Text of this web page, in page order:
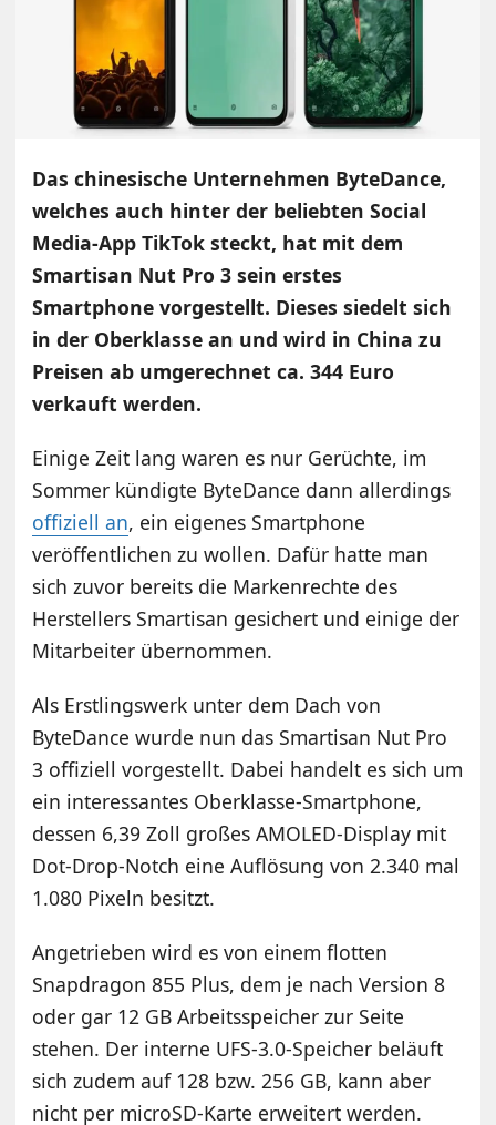
Das chinesische Unternehmen ByteDance,
welches auch hinter der beliebten Social
Media-App TikTok steckt, hat mit dem
Smartisan Nut Pro 3 sein erstes
Smartphone vorgestellt. Dieses siedelt sich
in der Oberklasse an und wird in China zu
Preisen ab umgerechnet ca. 344 Euro
verkauft werden.
Einige Zeit lang waren es nur Gerüchte, im
Sommer kündigte ByteDance dann allerdings
offiziell an, ein eigenes Smartphone
veröffentlichen zu wollen. Dafür hatte man
sich zuvor bereits die Markenrechte des
Herstellers Smartisan gesichert und einige der
Mitarbeiter übernommen.
Als Erstlingswerk unter dem Dach von
ByteDance wurde nun das Smartisan Nut Pro
3 offiziell vorgestellt. Dabei handelt es sich um
ein interessantes Oberklasse-Smartphone,
dessen 6,39 Zoll großes AMOLED-Display mit
Dot-Drop-Notch eine Auflösung von 2.340 mal
1.080 Pixeln besitzt.
Angetrieben wird es von einem flotten
Snapdragon 855 Plus, dem je nach Version 8
oder gar 12 GB Arbeitsspeicher zur Seite
stehen. Der interne UFS-3.0-Speicher beläuft
sich zudem auf 128 bzw. 256 GB, kann aber
nicht per microSD-Karte erweitert werden.